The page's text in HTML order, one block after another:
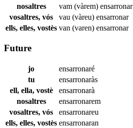
nosaltres
vam (vàrem) ensarronar
vosaltres, vós
vau (vàreu) ensarronar
ells, elles, vostès van (varen) ensarronar
Future
jo
ensarronaré
tu
ensarronaràs
ell, ella, vostè
ensarronarà
nosaltres
ensarronarem
vosaltres, vós
ensarronareu
ells, elles, vostès ensarronaran